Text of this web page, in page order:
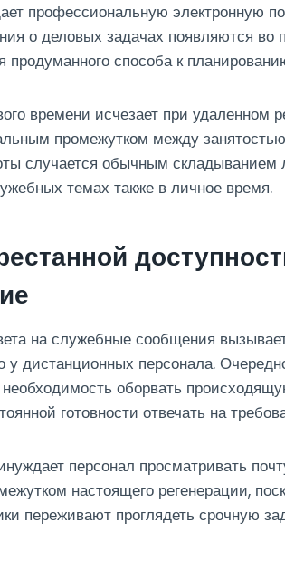
профессиональную электронную
о деловых задачах появляются во
продуманного способа к
времени исчезает при удаленном
промежутком между
случается обычным складыванием
темах также в личное время.
на служебные сообщения
у дистанционных персонала.
оборвать
готовности отвечать на
персонал просматривать
настоящего регенерации,
переживают проглядеть срочную